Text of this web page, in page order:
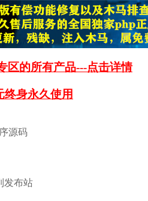
区的所有产品---点击详情
终身永久使用
源码
发布站